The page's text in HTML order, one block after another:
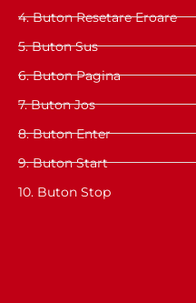
4. Buton Resetare Eroare
5. Buton Sus
6. Buton Pagina
7. Buton Jos
8. Buton Enter
9. Buton Start
10. Buton Stop